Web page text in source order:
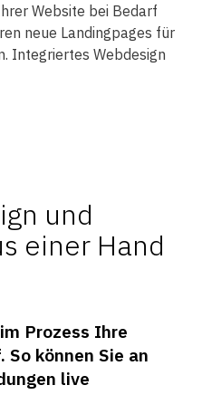
Website bei Bedarf
neue Landingpages für
Integriertes Webdesign
und
einer Hand
Prozess Ihre
können Sie an
live